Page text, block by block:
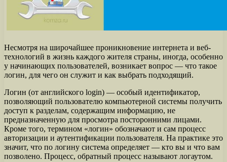
Несмотря на широчайшее проникновение интернета и веб-
технологий в жизнь каждого жителя страны, иногда, особенно
у начинающих пользователей, возникает вопрос — что такое
логин, для чего он служит и как выбрать подходящий.
Логин (от английского login) — особый идентификатор,
позволяющий пользователю компьютерной системы получить
доступ к разделам, содержащим информацию, не
предназначенную для просмотра посторонними лицами.
Кроме того, термином «логин» обозначают и сам процесс
авторизации и аутентификации пользователя. На практике это
значит, что по логину система определяет — кто вы и что вам
позволено. Процесс, обратный процесс называют логаутом.